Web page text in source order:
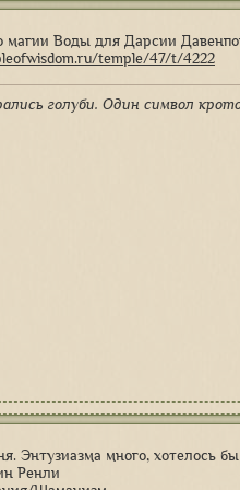
магии Воды для Дарсии
temple/47/t/4222
голуби. Один символ
Энтузиазма много, хотелось
Ренли